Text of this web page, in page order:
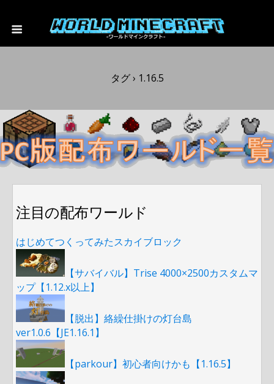
タグ › 1.16.5
注目の配布ワールド
はじめてつくってみたスカイブロック
【サバイバル】Trise 4000×2500カスタムマ
ップ【1.12.x以上】
【脱出】絡繰仕掛けの灯台島
ver1.0.6【JE1.16.1】
【parkour】初心者向けかも【1.16.5】